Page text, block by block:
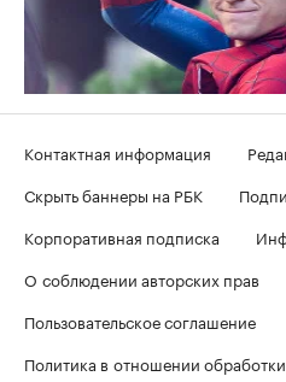
Контактная информация
Скрыть баннеры на РБК
Корпоративная подписка
О соблюдении авторских прав
Пользовательское соглашение
Политика в отношении